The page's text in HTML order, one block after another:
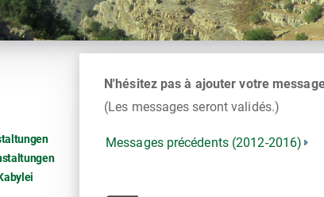
N'hésitez pas à ajouter votre
(Les messages seront validés.)
Messages précédents (2012-2016)